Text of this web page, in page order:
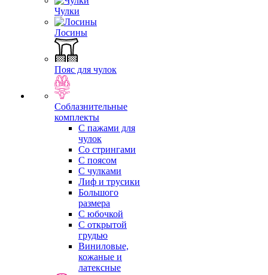
Чулки
Лосины
Пояс для чулок
Соблазнительные
комплекты
С пажами для
чулок
Со стрингами
С поясом
С чулками
Лиф и трусики
Большого
размера
С юбочкой
С открытой
грудью
Виниловые,
кожаные и
латексные